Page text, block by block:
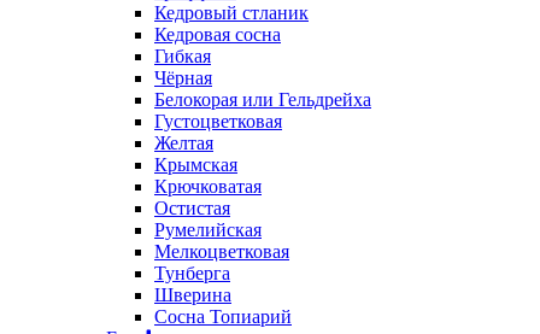
Кедровый стланик
Кедровая сосна
Гибкая
Чёрная
Белокорая или Гельдрейха
Густоцветковая
Желтая
Крымская
Крючковатая
Остистая
Румелийская
Мелкоцветковая
Тунберга
Шверина
Сосна Топиарий